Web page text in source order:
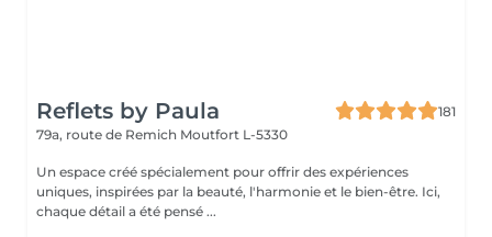
Reflets by Paula
181
79a, route de Remich Moutfort L-5330
Un espace créé spécialement pour offrir des expériences
uniques, inspirées par la beauté, l'harmonie et le bien-être. Ici,
chaque détail a été pensé ...